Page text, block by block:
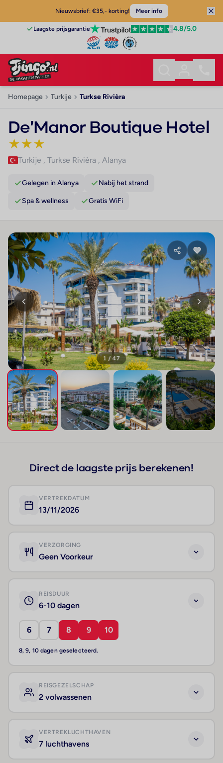
Nieuwsbrief: €35,- korting! Meer info
Laagste prijsgarantie 4.8/5.0
Homepage Turkije Turkse Rivièra
De'Manor Boutique Hotel
★★★
Turkije , Turkse Rivièra , Alanya
Gelegen in Alanya Nabij het strand
Spa & wellness Gratis WiFi
1 / 47
Direct de laagste prijs berekenen!
VERTREKDATUM
13/11/2026
VERZORGING
Geen Voorkeur
REISDUUR
6-10 dagen
6 7 8 9 10
8, 9, 10 dagen geselecteerd.
REISGEZELSCHAP
2 volwassenen
VERTREKLUCHTHAVEN
7 luchthavens